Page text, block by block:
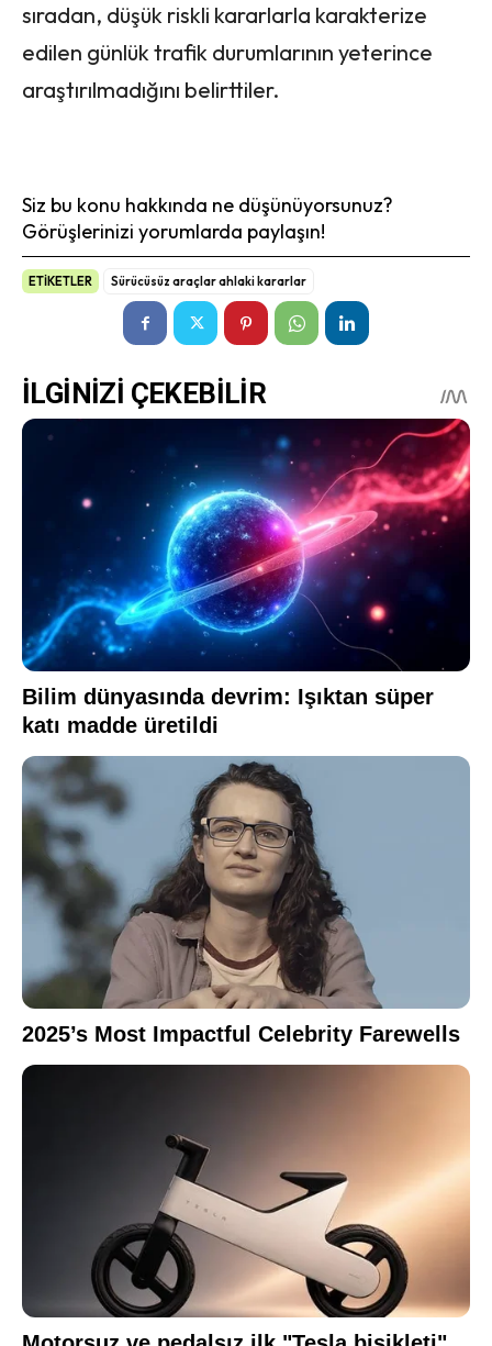
sıradan, düşük riskli kararlarla karakterize
edilen günlük trafik durumlarının yeterince
araştırılmadığını belirttiler.
Siz bu konu hakkında ne düşünüyorsunuz?
Görüşlerinizi yorumlarda paylaşın!
ETİKETLER Sürücüsüz araçlar ahlaki kararlar